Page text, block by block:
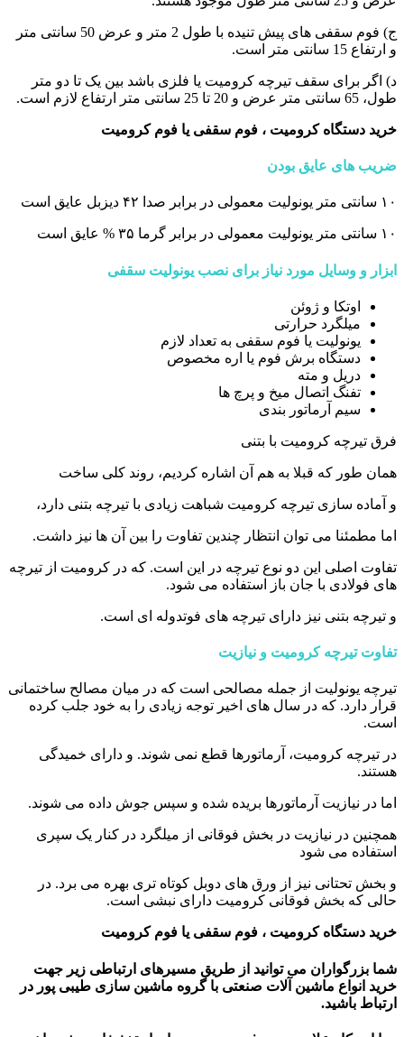
ج) فوم سقفی های پیش تنیده با طول 2 متر و عرض 50 سانتی متر
و ارتفاع 15 سانتی متر است.
د) اگر برای سقف تیرچه کرومیت یا فلزی باشد بین یک تا دو متر
طول، 65 سانتی متر عرض و 20 تا 25 سانتی متر ارتفاع لازم است.
خرید دستگاه کرومیت ، فوم سقفی یا فوم کرومیت
ضریب های عایق بودن
۱۰ سانتی متر یونولیت معمولی در برابر صدا ۴۲ دیزبل عایق است
۱۰ سانتی متر یونولیت معمولی در برابر گرما ۳۵ % عایق است
ابزار و وسایل مورد نیاز برای نصب یونولیت سقفی
اوتکا و ژوئن
میلگرد حرارتی
یونولیت یا فوم سقفی به تعداد لازم
دستگاه برش فوم یا اره مخصوص
دریل و مته
تفنگ اتصال میخ و پرچ‌ ها
سیم آرماتور بندی
فرق تیرچه کرومیت با بتنی
همان طور که قبلا به هم آن اشاره کردیم، روند کلی ساخت
و آماده‌ سازی تیرچه کرومیت شباهت زیادی با تیرچه بتنی دارد،
اما مطمئنا می ‌توان انتظار چندین تفاوت را بین آن ها نیز داشت.
تفاوت اصلی این دو نوع تیرچه در این است. که در کرومیت از تیرچه‌
های فولادی با جان باز استفاده می‌ شود.
و تیرچه بتنی نیز دارای تیرچه های فوتدوله ای است.
تفاوت تیرچه کرومیت و نیازیت
تیرچه یونولیت از جمله مصالحی است که در میان مصالح ساختمانی
قرار دارد. که در سال‌ های اخیر توجه زیادی را به خود جلب کرده
است.
در تیرچه کرومیت، آرماتورها قطع نمی ‌شوند. و دارای خمیدگی
هستند.
اما در نیازیت آرماتورها بریده شده و سپس جوش داده می ‌شوند.
همچنین در نیازیت در بخش فوقانی از میلگرد در کنار یک سپری
استفاده می شود
و بخش تحتانی نیز از ورق‌ های دوبل کوتاه ‌تری بهره می ‌برد. در
حالی که بخش فوقانی کرومیت دارای نبشی است.
خرید دستگاه کرومیت ، فوم سقفی یا فوم کرومیت
شما بزرگواران می توانید از طریق مسیرهای ارتباطی زیر جهت
خرید انواع ماشین آلات صنعتی با گروه ماشین سازی طیبی پور در
ارتباط باشید.